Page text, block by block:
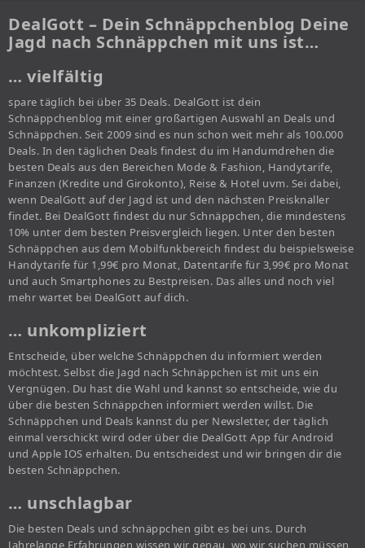
DealGott – Dein Schnäppchenblog Deine
Jagd nach Schnäppchen mit uns ist…
… vielfältig
spare täglich bei über 35 Deals. DealGott ist dein
Schnäppchenblog mit einer großartigen Auswahl an Deals und
Schnäppchen. Seit 2009 sind es nun schon weit mehr als 100.000
Deals. In den täglichen Deals findest du im Handumdrehen die
besten Deals aus den Bereichen Mode & Fashion, Handytarife,
Finanzen (Kredite und Girokonto), Reise & Hotel uvm. Sei dabei,
wenn DealGott auf der Jagd ist und den nächsten Preisknaller
findet. Bei DealGott findest du nur Schnäppchen, die mindestens
10% unter dem besten Preisvergleich liegen. Unter den besten
Schnäppchen aus dem Mobilfunkbereich findest du beispielsweise
Handytarife für 1,99€ pro Monat, Datentarife für 3,99€ pro Monat
und auch Smartphones zu Bestpreisen. Das alles und noch viel
mehr wartet bei DealGott auf dich.
… unkompliziert
Entscheide, über welche Schnäppchen du informiert werden
möchtest. Selbst die Jagd nach Schnäppchen ist mit uns ein
Vergnügen. Du hast die Wahl und kannst so entscheide, wie du
über die besten Schnäppchen informiert werden willst. Die
Schnäppchen und Deals kannst du per Newsletter, der täglich
einmal verschickt wird oder über die DealGott App für Android
und Apple IOS erhalten. Du entscheidest und wir bringen dir die
besten Schnäppchen.
… unschlagbar
Die besten Deals und schnäppchen gibt es bei uns. Durch
Jahrelange Erfahrungen wissen wir genau, wo wir suchen müssen,